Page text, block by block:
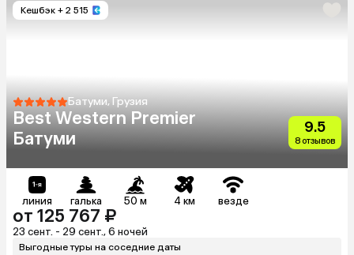
Кешбэк + 2 515
Батуми, Грузия
Best Western Premier
Батуми
9.5
8 отзывов
линия галька 50 м 4 км везде
от 125 767 ₽
23 сент. - 29 сент., 6 ночей
Выгодные туры на соседние даты